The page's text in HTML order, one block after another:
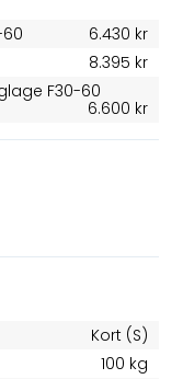
6.430 kr
8.395 kr
F30-60
6.600 kr
Kort (S)
100 kg